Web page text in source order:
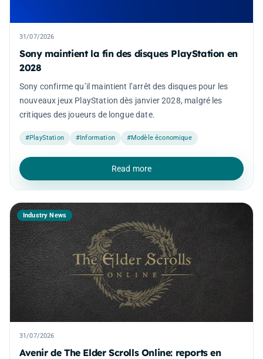
31/07/2026
Sony maintient la fin des disques PlayStation en
2028
Sony confirme qu’il maintient l’arrêt des disques pour les
nouveaux jeux PlayStation dès janvier 2028, malgré les
critiques des joueurs de longue date.
#PlayStation #Information #Modèle économique
Read more
Industry News
31/07/2026
Avenir de The Elder Scrolls Online: reports en